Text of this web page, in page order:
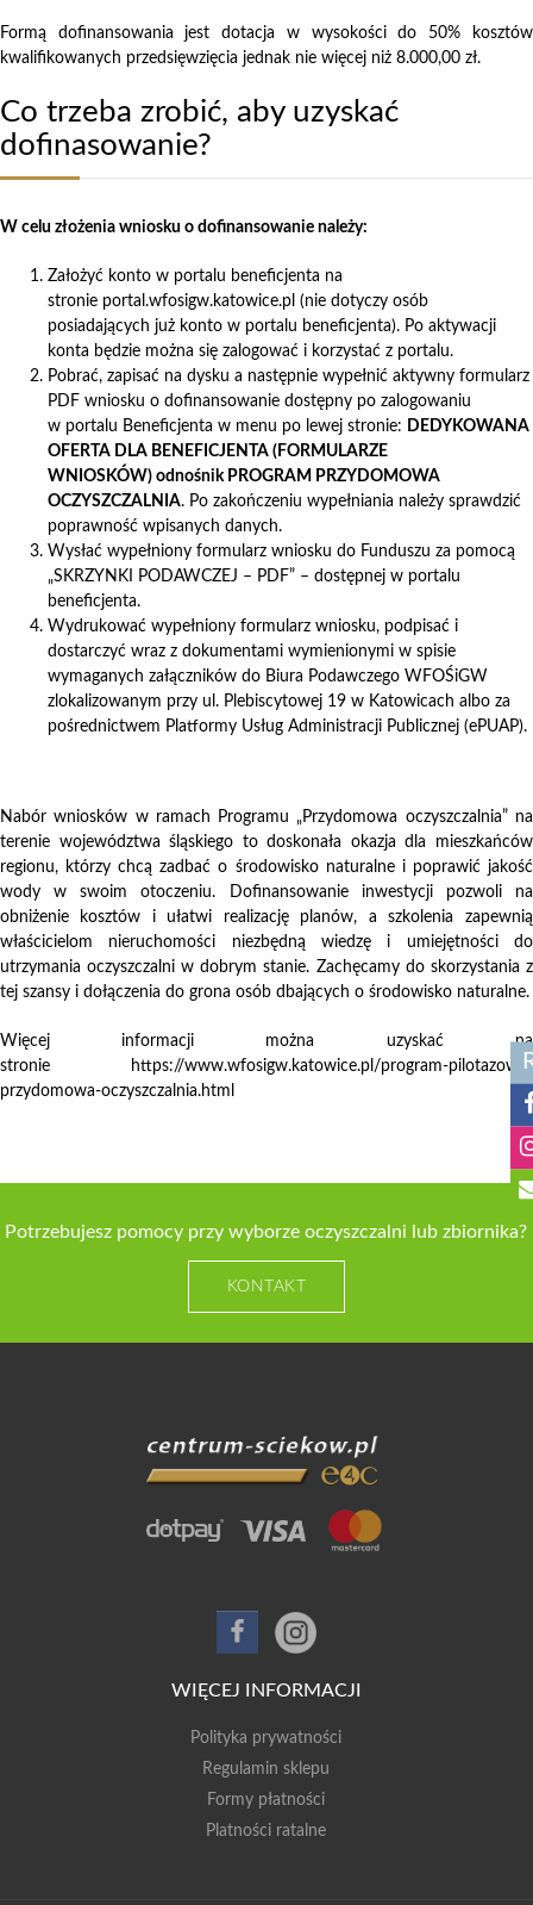
Formą dofinansowania jest dotacja w wysokości do 50% kosztów
kwalifikowanych przedsięwzięcia jednak nie więcej niż 8.000,00 zł.
Co trzeba zrobić, aby uzyskać
dofinasowanie?
W celu złożenia wniosku o dofinansowanie należy:
Założyć konto w portalu beneficjenta na
stronie portal.wfosigw.katowice.pl (nie dotyczy osób
posiadających już konto w portalu beneficjenta). Po aktywacji
konta będzie można się zalogować i korzystać z portalu.
Pobrać, zapisać na dysku a następnie wypełnić aktywny formularz
PDF wniosku o dofinansowanie dostępny po zalogowaniu
w portalu Beneficjenta w menu po lewej stronie: DEDYKOWANA
OFERTA DLA BENEFICJENTA (FORMULARZE
WNIOSKÓW) odnośnik PROGRAM PRZYDOMOWA
OCZYSZCZALNIA. Po zakończeniu wypełniania należy sprawdzić
poprawność wpisanych danych.
Wysłać wypełniony formularz wniosku do Funduszu za pomocą
„SKRZYNKI PODAWCZEJ – PDF” – dostępnej w portalu
beneficjenta.
Wydrukować wypełniony formularz wniosku, podpisać i
dostarczyć wraz z dokumentami wymienionymi w spisie
wymaganych załączników do Biura Podawczego WFOŚiGW
zlokalizowanym przy ul. Plebiscytowej 19 w Katowicach albo za
pośrednictwem Platformy Usług Administracji Publicznej (ePUAP).
Nabór wniosków w ramach Programu „Przydomowa oczyszczalnia” na
terenie województwa śląskiego to doskonała okazja dla mieszkańców
regionu, którzy chcą zadbać o środowisko naturalne i poprawić jakość
wody w swoim otoczeniu. Dofinansowanie inwestycji pozwoli na
obniżenie kosztów i ułatwi realizację planów, a szkolenia zapewnią
właścicielom nieruchomości niezbędną wiedzę i umiejętności do
utrzymania oczyszczalni w dobrym stanie. Zachęcamy do skorzystania z
tej szansy i dołączenia do grona osób dbających o środowisko naturalne.
Więcej informacji można uzyskać na
stronie
https://www.wfosigw.katowice.pl/program-pilotazowy-
przydomowa-oczyszczalnia.html
Potrzebujesz pomocy przy wyborze oczyszczalni lub zbiornika?
KONTAKT
WIĘCEJ INFORMACJI
Polityka prywatności
Regulamin sklepu
Formy płatności
Platności ratalne